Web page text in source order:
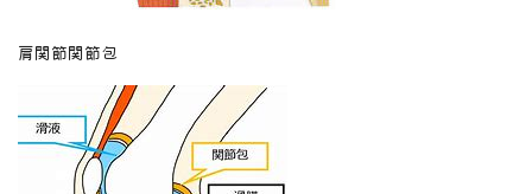
肩関節関節包